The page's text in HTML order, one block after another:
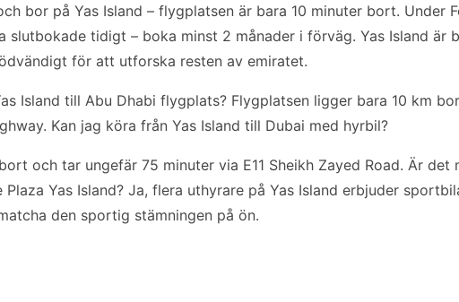
bor på Yas Island – flygplatsen är bara 10 minuter bort. Under
slutbokade tidigt – boka minst 2 månader i förväg. Yas Island är
för att utforska resten av emiratet.
Island till Abu Dhabi flygplats? Flygplatsen ligger bara 10 km
Kan jag köra från Yas Island till Dubai med hyrbil?
och tar ungefär 75 minuter via E11 Sheikh Zayed Road. Är det
Yas Island? Ja, flera uthyrare på Yas Island erbjuder
den sportig stämningen på ön.